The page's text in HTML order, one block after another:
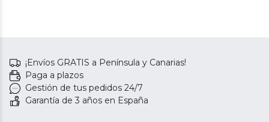
¡Envíos GRATIS a Península y Canarias!
Paga a plazos
Gestión de tus pedidos 24/7
Garantía de 3 años en España